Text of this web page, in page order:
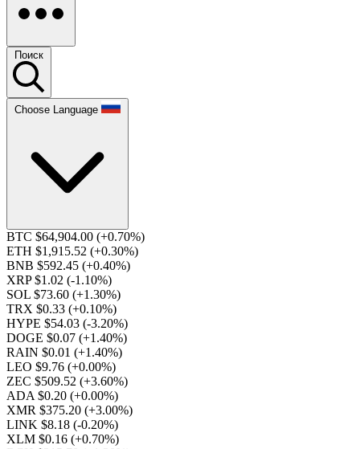
Поиск
Choose Language
BTC $64,904.00 (+0.70%)
ETH $1,915.52 (+0.30%)
BNB $592.45 (+0.40%)
XRP $1.02 (-1.10%)
SOL $73.60 (+1.30%)
TRX $0.33 (+0.10%)
HYPE $54.03 (-3.20%)
DOGE $0.07 (+1.40%)
RAIN $0.01 (+1.40%)
LEO $9.76 (+0.00%)
ZEC $509.52 (+3.60%)
ADA $0.20 (+0.00%)
XMR $375.20 (+3.00%)
LINK $8.18 (-0.20%)
XLM $0.16 (+0.70%)